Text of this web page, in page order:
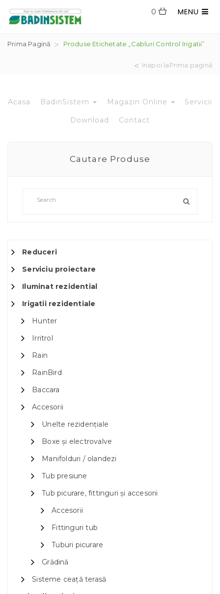
MENU
0
Prima Pagină Produse Etichetate „cabluri Control Irigatii”
Inapoi laPrima pagină
Acasa BadinSistem Magazin Online Servicii
Download Contact
Cautare Produse
Reduceri
Serviciu proiectare
Iluminat rezidential
Irigatii rezidentiale
Hunter
Irritrol
Rain
RainBird
Baccara
Accesorii
Unelte rezidențiale
Boxe și electrovalve
Manifolduri / olandezi
Tub presiune
Tub picurare, fittinguri și accesorii
Accesorii
Fittinguri tub
Tuburi picurare
Grădină
Sisteme ceață terasă